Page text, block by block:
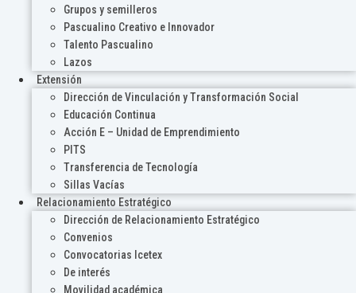
Grupos y semilleros
Pascualino Creativo e Innovador
Talento Pascualino
Lazos
Extensión
Dirección de Vinculación y Transformación Social
Educación Continua
Acción E – Unidad de Emprendimiento
PITS
Transferencia de Tecnología
Sillas Vacías
Relacionamiento Estratégico
Dirección de Relacionamiento Estratégico
Convenios
Convocatorias Icetex
De interés
Movilidad académica